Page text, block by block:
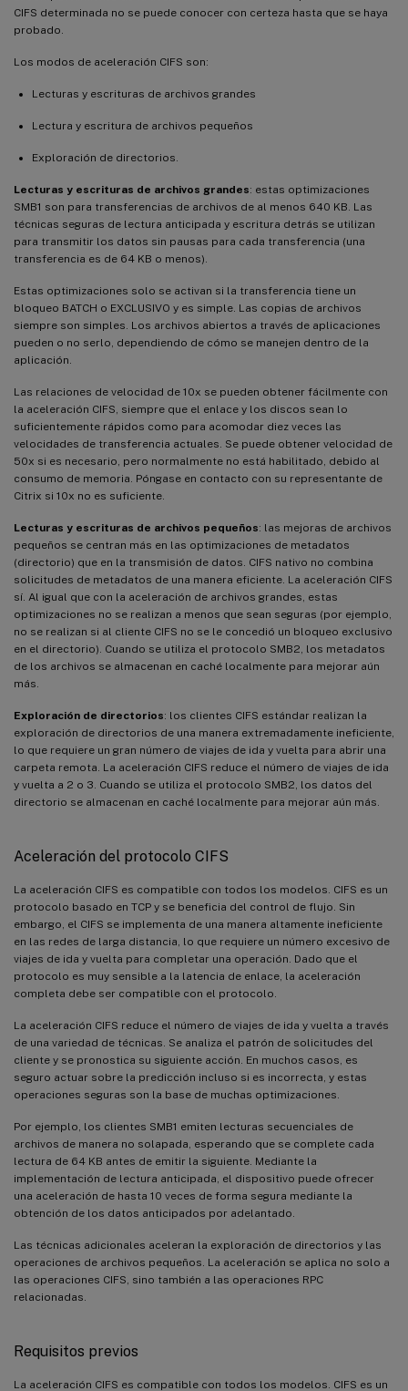
CIFS determinada no se puede conocer con certeza hasta que se haya
probado.
Los modos de aceleración CIFS son:
Lecturas y escrituras de archivos grandes
Lectura y escritura de archivos pequeños
Exploración de directorios.
Lecturas y escrituras de archivos grandes: estas optimizaciones
SMB1 son para transferencias de archivos de al menos 640 KB. Las
técnicas seguras de lectura anticipada y escritura detrás se utilizan
para transmitir los datos sin pausas para cada transferencia (una
transferencia es de 64 KB o menos).
Estas optimizaciones solo se activan si la transferencia tiene un
bloqueo BATCH o EXCLUSIVO y es simple. Las copias de archivos
siempre son simples. Los archivos abiertos a través de aplicaciones
pueden o no serlo, dependiendo de cómo se manejen dentro de la
aplicación.
Las relaciones de velocidad de 10x se pueden obtener fácilmente con
la aceleración CIFS, siempre que el enlace y los discos sean lo
suficientemente rápidos como para acomodar diez veces las
velocidades de transferencia actuales. Se puede obtener velocidad de
50x si es necesario, pero normalmente no está habilitado, debido al
consumo de memoria. Póngase en contacto con su representante de
Citrix si 10x no es suficiente.
Lecturas y escrituras de archivos pequeños: las mejoras de archivos
pequeños se centran más en las optimizaciones de metadatos
(directorio) que en la transmisión de datos. CIFS nativo no combina
solicitudes de metadatos de una manera eficiente. La aceleración CIFS
sí. Al igual que con la aceleración de archivos grandes, estas
optimizaciones no se realizan a menos que sean seguras (por ejemplo,
no se realizan si al cliente CIFS no se le concedió un bloqueo exclusivo
en el directorio). Cuando se utiliza el protocolo SMB2, los metadatos
de los archivos se almacenan en caché localmente para mejorar aún
más.
Exploración de directorios: los clientes CIFS estándar realizan la
exploración de directorios de una manera extremadamente ineficiente,
lo que requiere un gran número de viajes de ida y vuelta para abrir una
carpeta remota. La aceleración CIFS reduce el número de viajes de ida
y vuelta a 2 o 3. Cuando se utiliza el protocolo SMB2, los datos del
directorio se almacenan en caché localmente para mejorar aún más.
Aceleración del protocolo CIFS
La aceleración CIFS es compatible con todos los modelos. CIFS es un
protocolo basado en TCP y se beneficia del control de flujo. Sin
embargo, el CIFS se implementa de una manera altamente ineficiente
en las redes de larga distancia, lo que requiere un número excesivo de
viajes de ida y vuelta para completar una operación. Dado que el
protocolo es muy sensible a la latencia de enlace, la aceleración
completa debe ser compatible con el protocolo.
La aceleración CIFS reduce el número de viajes de ida y vuelta a través
de una variedad de técnicas. Se analiza el patrón de solicitudes del
cliente y se pronostica su siguiente acción. En muchos casos, es
seguro actuar sobre la predicción incluso si es incorrecta, y estas
operaciones seguras son la base de muchas optimizaciones.
Por ejemplo, los clientes SMB1 emiten lecturas secuenciales de
archivos de manera no solapada, esperando que se complete cada
lectura de 64 KB antes de emitir la siguiente. Mediante la
implementación de lectura anticipada, el dispositivo puede ofrecer
una aceleración de hasta 10 veces de forma segura mediante la
obtención de los datos anticipados por adelantado.
Las técnicas adicionales aceleran la exploración de directorios y las
operaciones de archivos pequeños. La aceleración se aplica no solo a
las operaciones CIFS, sino también a las operaciones RPC
relacionadas.
Requisitos previos
La aceleración CIFS es compatible con todos los modelos. CIFS es un